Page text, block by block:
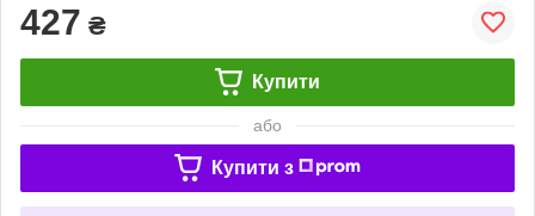
427 ₴
Купити
або
Купити з